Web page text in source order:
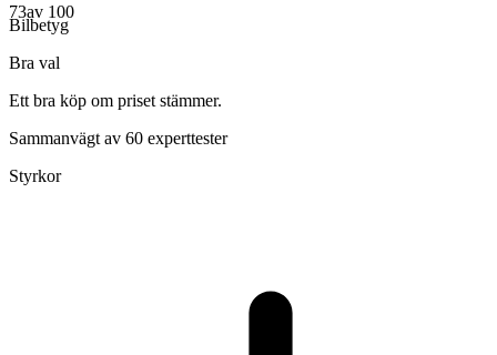
73av 100
Bilbetyg
Bra val
Ett bra köp om priset stämmer.
Sammanvägt av 60 experttester
Styrkor